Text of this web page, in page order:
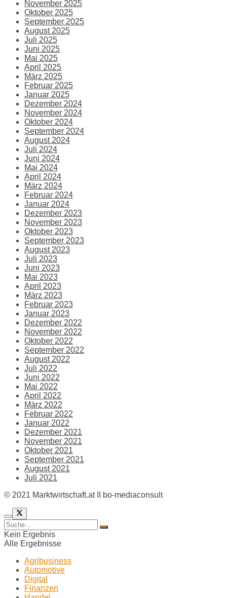
November 2025
Oktober 2025
September 2025
August 2025
Juli 2025
Juni 2025
Mai 2025
April 2025
März 2025
Februar 2025
Januar 2025
Dezember 2024
November 2024
Oktober 2024
September 2024
August 2024
Juli 2024
Juni 2024
Mai 2024
April 2024
März 2024
Februar 2024
Januar 2024
Dezember 2023
November 2023
Oktober 2023
September 2023
August 2023
Juli 2023
Juni 2023
Mai 2023
April 2023
März 2023
Februar 2023
Januar 2023
Dezember 2022
November 2022
Oktober 2022
September 2022
August 2022
Juli 2022
Juni 2022
Mai 2022
April 2022
März 2022
Februar 2022
Januar 2022
Dezember 2021
November 2021
Oktober 2021
September 2021
August 2021
Juli 2021
© 2021 Marktwirtschaft.at II bo-mediaconsult
Kein Ergebnis
Alle Ergebnisse
Agribusiness
Automotive
Digital
Finanzen